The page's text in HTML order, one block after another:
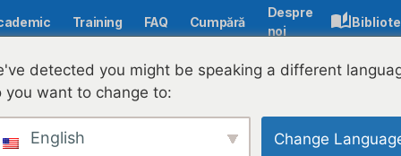
Training FAQ Cumpără
Despre
noi
- care este
detected you might be speaking a different
you want to change to:
English Change